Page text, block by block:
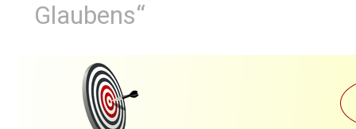
Glaubens“